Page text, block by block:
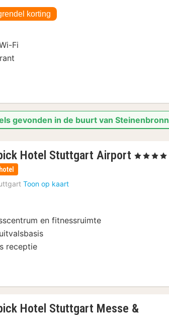
89,65
€
korting
Fi
gevonden in de buurt van Steinenbronn
Hotel Stuttgart Airport 2
, 4 Sterren
Toon op kaart
en fitnessruimte
receptie
Hotel Stuttgart Messe &